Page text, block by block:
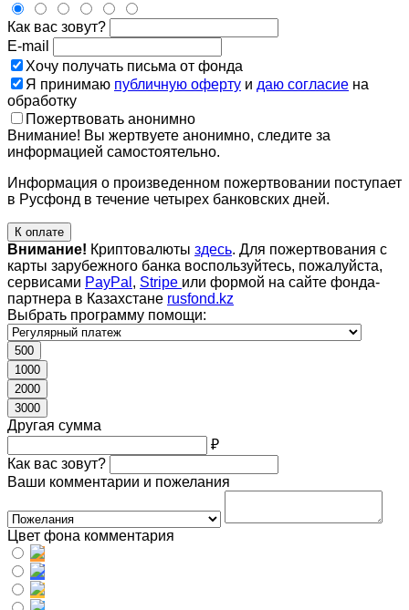
Как вас зовут?
E-mail
Хочу получать письма от фонда
Я принимаю публичную оферту и даю согласие на
обработку
Пожертвовать анонимно
Внимание! Вы жертвуете анонимно, следите за
информацией самостоятельно.
Информация о произведенном пожертвовании поступает
в Русфонд в течение четырех банковских дней.
К оплате
Внимание! Криптовалюты здесь. Для пожертвования с
карты зарубежного банка воспользуйтесь, пожалуйста,
сервисами PayPal , Stripe или формой на сайте фонда-
партнера в Казахстане rusfond.kz
Выбрать программу помощи:
500
1000
2000
3000
Другая сумма
₽
Как вас зовут?
Ваши комментарии и пожелания
Цвет фона комментария